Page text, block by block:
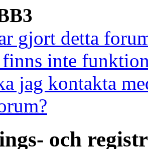
gjort detta
inte
jag kontakta
och